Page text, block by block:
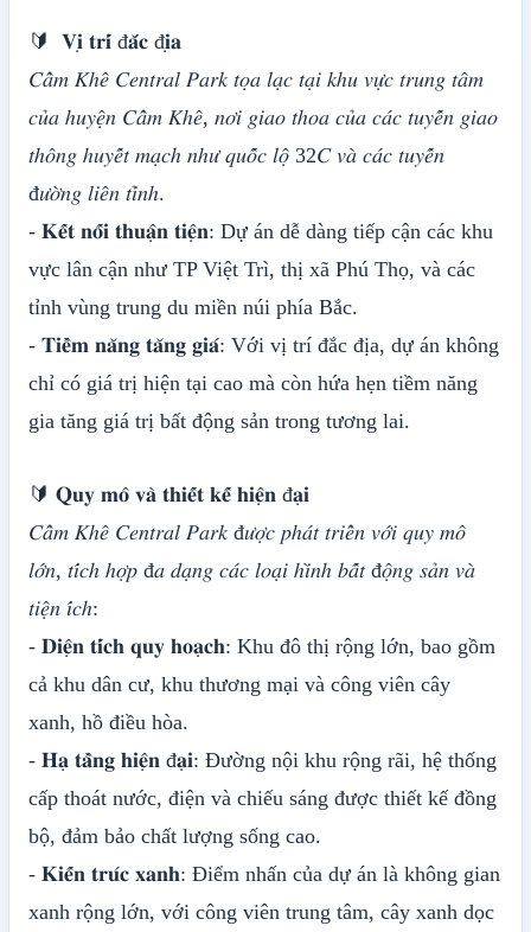
🔰 𝐕𝐢̣ 𝐭𝐫𝐢́ đ𝐚̆́𝐜 đ𝐢̣𝐚
𝐶𝑎̂̉𝑚 𝐾ℎ𝑒̂ 𝐶𝑒𝑛𝑡𝑟𝑎𝑙 𝑃𝑎𝑟𝑘 𝑡𝑜̣𝑎 𝑙𝑎̣𝑐 𝑡𝑎̣𝑖 𝑘ℎ𝑢 𝑣𝑢̛̣𝑐 𝑡𝑟𝑢𝑛𝑔 𝑡𝑎̂𝑚
𝑐𝑢̉𝑎 ℎ𝑢𝑦𝑒̣̂𝑛 𝐶𝑎̂̉𝑚 𝐾ℎ𝑒̂, 𝑛𝑜̛𝑖 𝑔𝑖𝑎𝑜 𝑡ℎ𝑜𝑎 𝑐𝑢̉𝑎 𝑐𝑎́𝑐 𝑡𝑢𝑦𝑒̂́𝑛 𝑔𝑖𝑎𝑜
𝑡ℎ𝑜̂𝑛𝑔 ℎ𝑢𝑦𝑒̂́𝑡 𝑚𝑎̣𝑐ℎ 𝑛ℎ𝑢̛ 𝑞𝑢𝑜̂́𝑐 𝑙𝑜̣̂ 32𝐶 𝑣𝑎̀ 𝑐𝑎́𝑐 𝑡𝑢𝑦𝑒̂́𝑛
đ𝑢̛𝑜̛̀𝑛𝑔 𝑙𝑖𝑒̂𝑛 𝑡𝑖̉𝑛ℎ.
- 𝐊𝐞̂́𝐭 𝐧𝐨̂́𝐢 𝐭𝐡𝐮𝐚̣̂𝐧 𝐭𝐢𝐞̣̂𝐧: Dự án dễ dàng tiếp cận các khu
vực lân cận như TP Việt Trì, thị xã Phú Thọ, và các
tỉnh vùng trung du miền núi phía Bắc.
- 𝐓𝐢𝐞̂̀𝐦 𝐧𝐚̆𝐧𝐠 𝐭𝐚̆𝐧𝐠 𝐠𝐢𝐚́: Với vị trí đắc địa, dự án không
chỉ có giá trị hiện tại cao mà còn hứa hẹn tiềm năng
gia tăng giá trị bất động sản trong tương lai.
🔰 𝐐𝐮𝐲 𝐦𝐨̂ 𝐯𝐚̀ 𝐭𝐡𝐢𝐞̂́𝐭 𝐤𝐞̂́ 𝐡𝐢𝐞̣̂𝐧 đ𝐚̣𝐢
𝐶𝑎̂̉𝑚 𝐾ℎ𝑒̂ 𝐶𝑒𝑛𝑡𝑟𝑎𝑙 𝑃𝑎𝑟𝑘 đ𝑢̛𝑜̛̣𝑐 𝑝ℎ𝑎́𝑡 𝑡𝑟𝑖𝑒̂̉𝑛 𝑣𝑜̛́𝑖 𝑞𝑢𝑦 𝑚𝑜̂
𝑙𝑜̛́𝑛, 𝑡𝑖́𝑐ℎ ℎ𝑜̛̣𝑝 đ𝑎 𝑑𝑎̣𝑛𝑔 𝑐𝑎́𝑐 𝑙𝑜𝑎̣𝑖 ℎ𝑖̀𝑛ℎ 𝑏𝑎̂́𝑡 đ𝑜̣̂𝑛𝑔 𝑠𝑎̉𝑛 𝑣𝑎̀
𝑡𝑖𝑒̣̂𝑛 𝑖́𝑐ℎ:
- 𝐃𝐢𝐞̣̂𝐧 𝐭𝐢́𝐜𝐡 𝐪𝐮𝐲 𝐡𝐨𝐚̣𝐜𝐡: Khu đô thị rộng lớn, bao gồm
cả khu dân cư, khu thương mại và công viên cây
xanh, hồ điều hòa.
- 𝐇𝐚̣ 𝐭𝐚̂̀𝐧𝐠 𝐡𝐢𝐞̣̂𝐧 đ𝐚̣𝐢: Đường nội khu rộng rãi, hệ thống
cấp thoát nước, điện và chiếu sáng được thiết kế đồng
bộ, đảm bảo chất lượng sống cao.
- 𝐊𝐢𝐞̂́𝐧 𝐭𝐫𝐮́𝐜 𝐱𝐚𝐧𝐡: Điểm nhấn của dự án là không gian
xanh rộng lớn, với công viên trung tâm, cây xanh dọc